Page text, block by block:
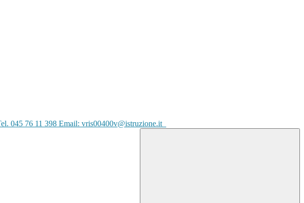
045 76 11 398 Email: vris00400v@istruzione.it